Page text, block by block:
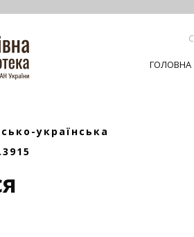
ГОЛОВНА
українська